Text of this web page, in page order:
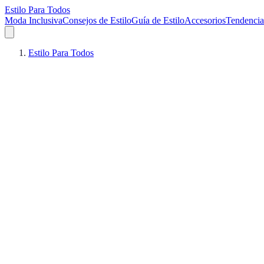
Estilo Para Todos
Moda InclusivaConsejos de EstiloGuía de EstiloAccesorios
Estilo Para Todos